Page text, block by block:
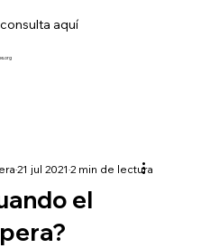
aquí
el
21 jul 2021 2 min de lectura